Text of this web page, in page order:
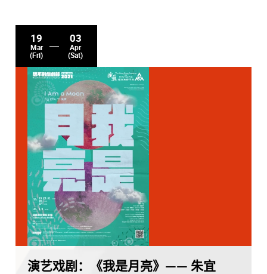
19
Mar
(Fri)
03
Apr
(Sat)
演艺戏剧：《我是月亮》—— 朱宜